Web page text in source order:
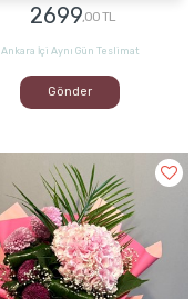
2699,00 TL
Ankara İçi Aynı Gün Teslimat
Gönder